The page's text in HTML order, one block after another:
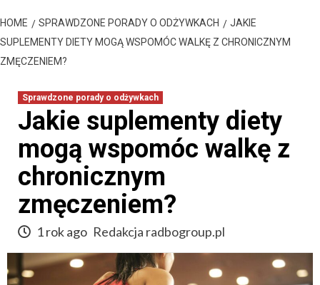
HOME SPRAWDZONE PORADY O ODŻYWKACH
JAKIE
SUPLEMENTY DIETY MOGĄ WSPOMÓC WALKĘ Z CHRONICZNYM
ZMĘCZENIEM?
Sprawdzone porady o odżywkach
Jakie suplementy diety
mogą wspomóc walkę z
chronicznym
zmęczeniem?
1 rok ago Redakcja radbogroup.pl